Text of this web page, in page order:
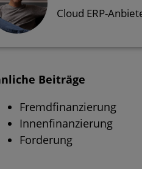
Cloud ERP-
Beiträge
Fremdfinanzierung
Innenfinanzierung
Forderung